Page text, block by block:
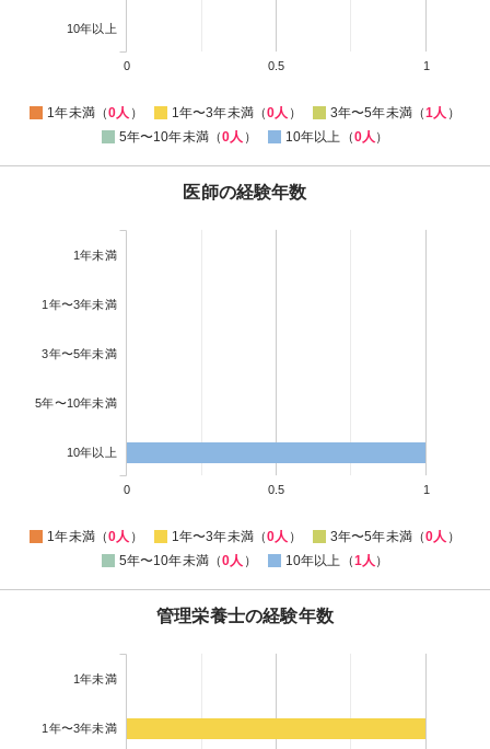
10年以上
0 0.5 1
1年未満（0人 ） 1年〜3年未満（0人 ） 3年〜5年未満（1人 ）
5年〜10年未満（0人 ） 10年以上（0人 ）
医師の経験年数
1年未満
1年〜3年未満
3年〜5年未満
5年〜10年未満
10年以上
0 0.5 1
1年未満（0人 ） 1年〜3年未満（0人 ） 3年〜5年未満（0人 ）
5年〜10年未満（0人 ） 10年以上（1人 ）
管理栄養士の経験年数
1年未満
1年〜3年未満